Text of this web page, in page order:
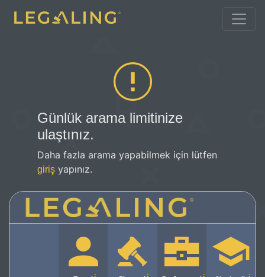
Günlük arama limitinize
ulaştınız.
Daha fazla arama yapabilmek için lütfen
giriş yapınız.